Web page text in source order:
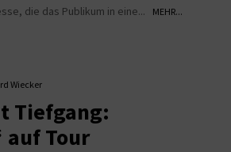
die das Publikum in eine...
MEHR...
Wiecker
Tiefgang:
auf Tour